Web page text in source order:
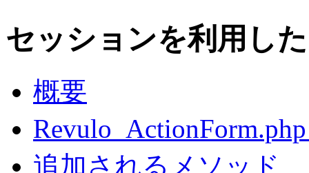
セッションを利用し
概要
追加されるメソッド